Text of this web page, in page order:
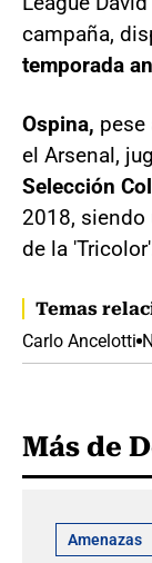
campaña,
temporada
Ospina,
el Arsenal,
Selección
2018, siendo
de la
Temas
Carlo Ancelotti
Más de
Amenazas